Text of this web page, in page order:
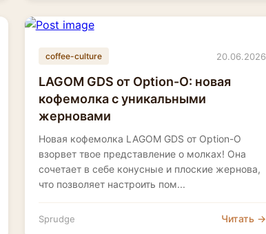
coffee-culture 20.06.2026
LAGOM GDS от Option-O: новая
кофемолка с уникальными
жерновами
Новая кофемолка LAGOM GDS от Option-O
взорвет твое представление о молках! Она
сочетает в себе конусные и плоские жернова,
что позволяет настроить пом...
Sprudge Читать →